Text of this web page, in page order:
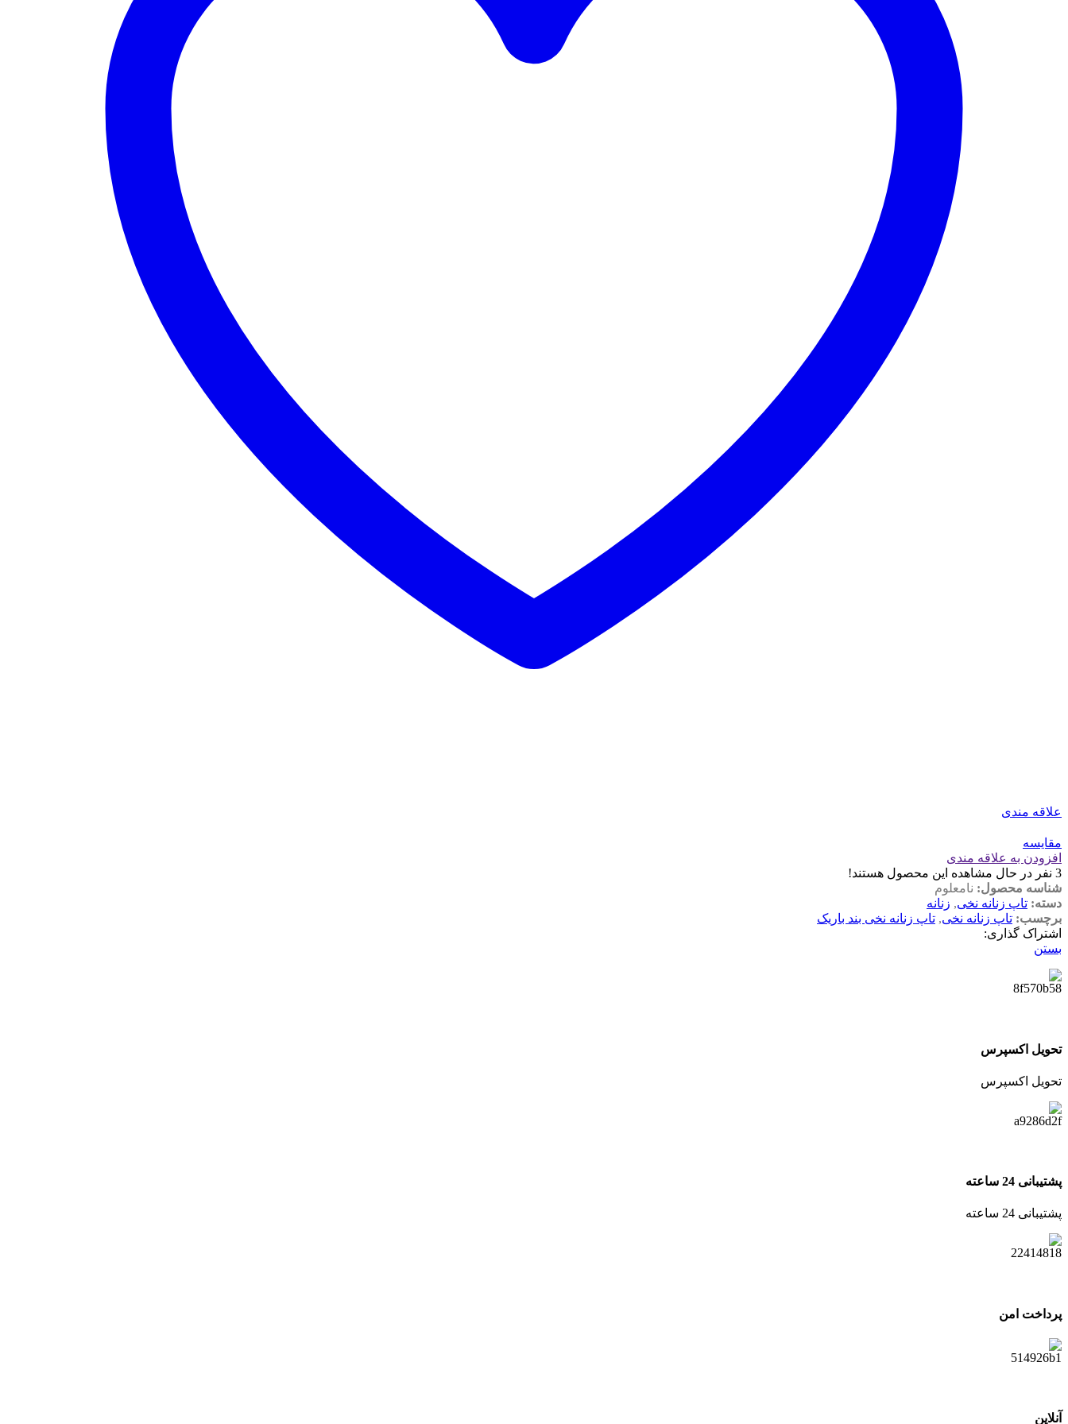
علاقه مندی
مقایسه
افزودن به علاقه مندی
3 نفر در حال مشاهده این محصول هستند!
شناسه محصول: نامعلوم
دسته: تاپ زنانه نخی, زنانه
برچسب: تاپ زنانه نخی, تاپ زنانه نخی بند باریک
اشتراک گذاری:
بستن
تحویل اکسپرس
تحویل اکسپرس
پشتیبانی 24 ساعته
پشتیبانی 24 ساعته
پرداخت امن
آنلاین